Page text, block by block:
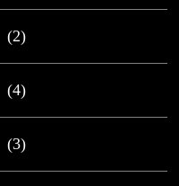
(2)
(4)
(3)